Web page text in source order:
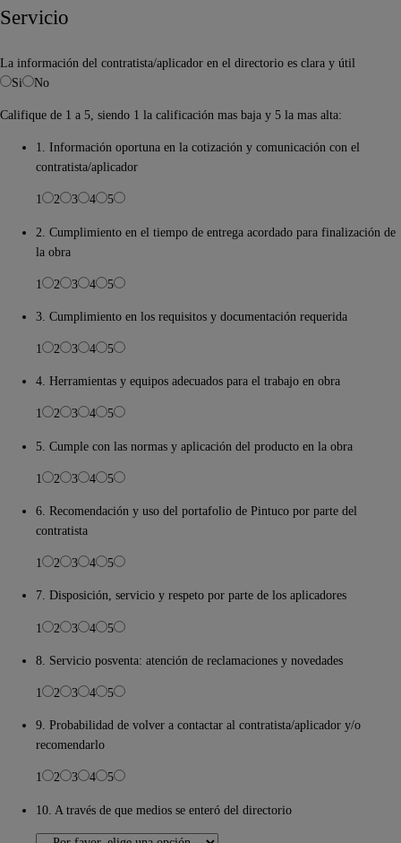
Servicio
La información del contratista/aplicador en el directorio es clara y útil
Si
No
Califique de 1 a 5, siendo 1 la calificación mas baja y 5 la mas alta:
1. Información oportuna en la cotización y comunicación con el
contratista/aplicador
1 2 3 4 5
2. Cumplimiento en el tiempo de entrega acordado para finalización de
la obra
1 2 3 4 5
3. Cumplimiento en los requisitos y documentación requerida
1 2 3 4 5
4. Herramientas y equipos adecuados para el trabajo en obra
1 2 3 4 5
5. Cumple con las normas y aplicación del producto en la obra
1 2 3 4 5
6. Recomendación y uso del portafolio de Pintuco por parte del
contratista
1 2 3 4 5
7. Disposición, servicio y respeto por parte de los aplicadores
1 2 3 4 5
8. Servicio posventa: atención de reclamaciones y novedades
1 2 3 4 5
9. Probabilidad de volver a contactar al contratista/aplicador y/o
recomendarlo
1 2 3 4 5
10. A través de que medios se enteró del directorio